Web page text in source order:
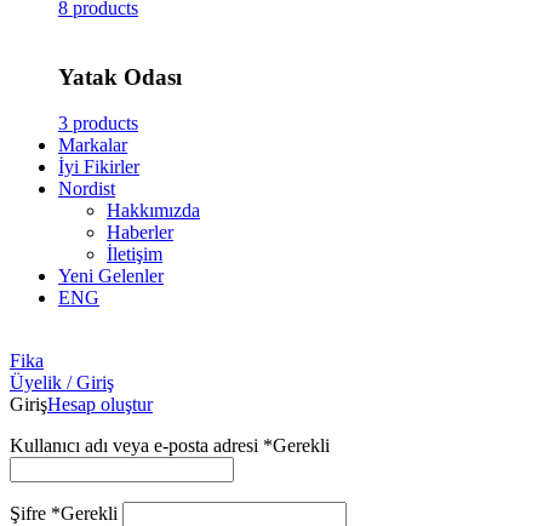
8 products
Yatak Odası
3 products
Markalar
İyi Fikirler
Nordist
Hakkımızda
Haberler
İletişim
Yeni Gelenler
ENG
Fika
Üyelik / Giriş
GirişHesap oluştur
Kullanıcı adı veya e-posta adresi *Gerekli
Şifre *Gerekli